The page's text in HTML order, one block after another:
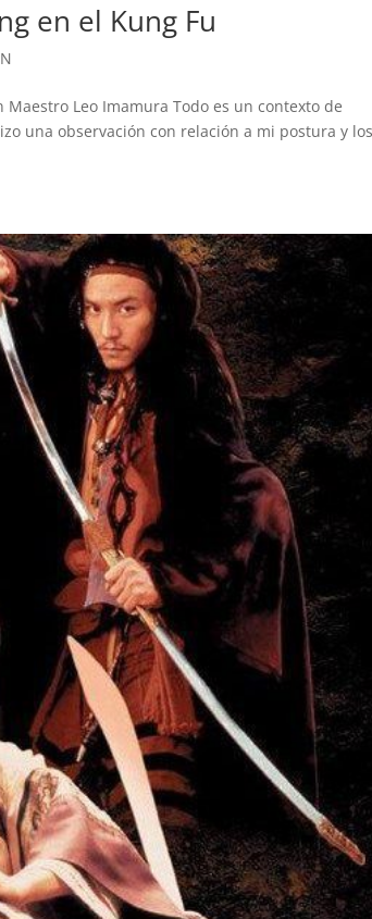
en el Kung Fu
Leo Imamura Todo es un contexto de
una observación con relación a mi postura y